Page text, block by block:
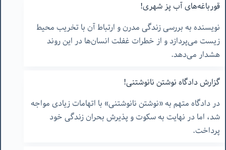
قورباغه‌های آب پز شهری!
نویسنده به بررسی زندگی مدرن و ارتباط آن با تخریب محیط
زیست می‌پردازد و از خطرات غفلت انسان‌ها در این روند
هشدار می‌دهد.
گزارش دادگاه نوشتن نانوشتنی!
در دادگاه متهم به «نوشتن نانوشتنی» با اتهامات زیادی مواجه
شد، اما در نهایت به سکوت و پذیرش بحران زندگی خود
پرداخت.